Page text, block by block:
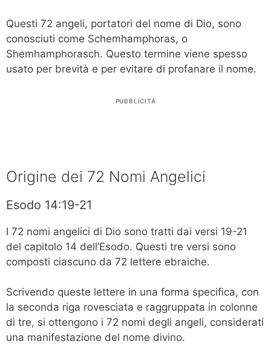
Questi 72 angeli, portatori del nome di Dio, sono
conosciuti come Schemhamphoras, o
Shemhamphorasch. Questo termine viene spesso
usato per brevità e per evitare di profanare il nome.
PUBBLICITÀ
Origine dei 72 Nomi Angelici
Esodo 14:19-21
I 72 nomi angelici di Dio sono tratti dai versi 19-21
del capitolo 14 dell’Esodo. Questi tre versi sono
composti ciascuno da 72 lettere ebraiche.
Scrivendo queste lettere in una forma specifica, con
la seconda riga rovesciata e raggruppata in colonne
di tre, si ottengono i 72 nomi degli angeli, considerati
una manifestazione del nome divino.